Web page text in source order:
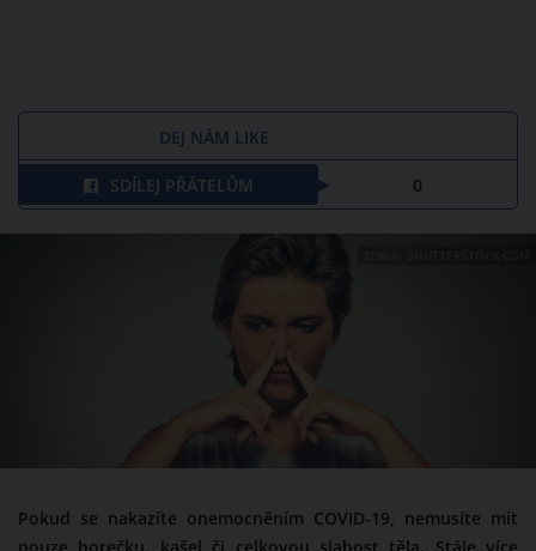
DEJ NÁM LIKE
SDÍLEJ PŘÁTELŮM 0
Pokud se nakazíte onemocněním COVID-19, nemusíte mít